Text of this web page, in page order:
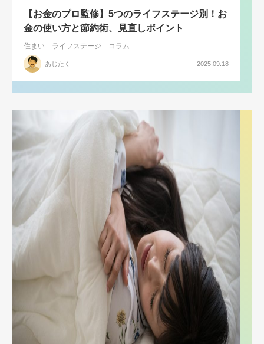
【お金のプロ監修】5つのライフステージ別！お
金の使い方と節約術、見直しポイント
住まい ライフステージ コラム
あじたく 2025.09.18